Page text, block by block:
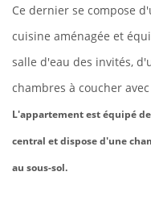
Ce dernier se compose
cuisine aménagée et
salle d'eau des invités,
chambres à coucher
L'appartement est équipé
central et dispose d'une
au sous-sol.